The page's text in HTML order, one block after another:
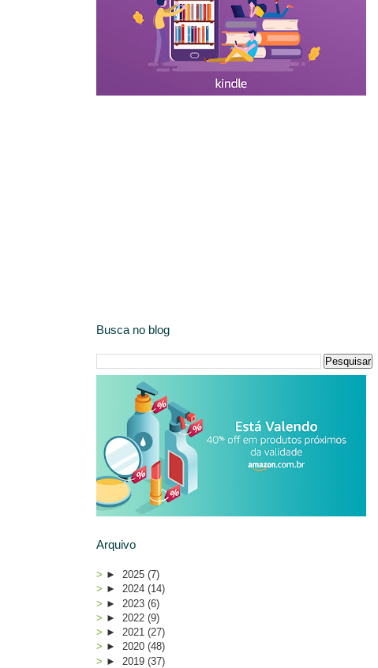
Busca no blog
Arquivo
► 2025 (7)
► 2024 (14)
► 2023 (6)
► 2022 (9)
► 2021 (27)
► 2020 (48)
► 2019 (37)